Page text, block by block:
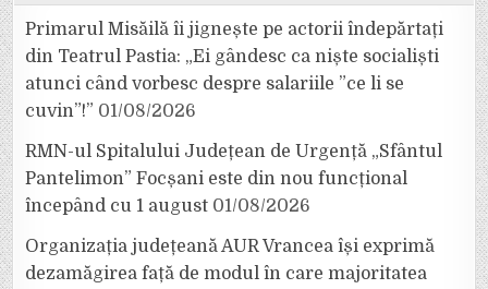
Primarul Misăilă îi jignește pe actorii îndepărtați
din Teatrul Pastia: „Ei gândesc ca niște socialiști
atunci când vorbesc despre salariile ”ce li se
cuvin”!” 01/08/2026
RMN-ul Spitalului Județean de Urgență „Sfântul
Pantelimon” Focșani este din nou funcțional
începând cu 1 august 01/08/2026
Organizația județeană AUR Vrancea își exprimă
dezamăgirea față de modul în care majoritatea